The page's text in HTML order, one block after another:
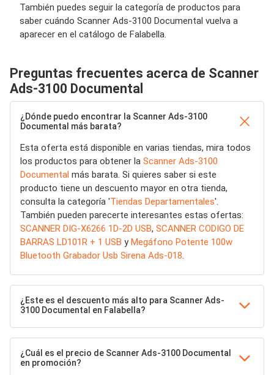
También puedes seguir la categoría de productos para
saber cuándo Scanner Ads-3100 Documental vuelva a
aparecer en el catálogo de Falabella.
Preguntas frecuentes acerca de Scanner
Ads-3100 Documental
¿Dónde puedo encontrar la Scanner Ads-3100
Documental más barata?
Esta oferta está disponible en varias tiendas, mira todos
los productos para obtener la Scanner Ads-3100
Documental más barata. Si quieres saber si este
producto tiene un descuento mayor en otra tienda,
consulta la categoría 'Tiendas Departamentales'.
También pueden parecerte interesantes estas ofertas:
SCANNER DIG-X6266 1D-2D USB, SCANNER CODIGO DE
BARRAS LD101R + 1 USB yMegáfono Potente 100w
Bluetooth Grabador Usb Sirena Ads-018
¿Este es el descuento más alto para Scanner Ads-
3100 Documental en Falabella?
¿Cuál es el precio de Scanner Ads-3100 Documental
en promoción?